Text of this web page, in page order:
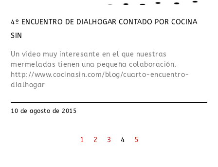
4º ENCUENTRO DE DIALHOGAR CONTADO POR COCINA
SIN
Un vídeo muy interesante en el que nuestras
mermeladas tienen una pequeña colaboración.
http://www.cocinasin.com/blog/cuarto-encuentro-
dialhogar
10 de agosto de 2015
1 2 3 4 5